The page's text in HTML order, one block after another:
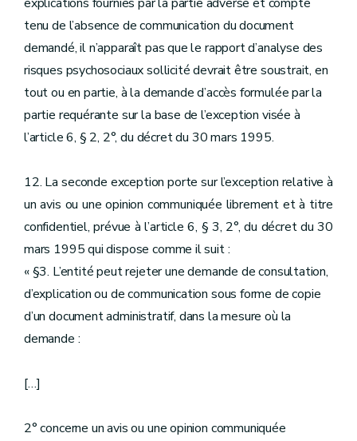
tenu de l’absence de communication du document
demandé, il n’apparaît pas que le rapport d’analyse des
risques psychosociaux sollicité devrait être soustrait, en
tout ou en partie, à la demande d’accès formulée par la
partie requérante sur la base de l’exception visée à
l’article 6, § 2, 2°, du décret du 30 mars 1995.
12. La seconde exception porte sur l’exception relative à
un avis ou une opinion communiquée librement et à titre
confidentiel, prévue à l’article 6, § 3, 2°, du décret du 30
mars 1995 qui dispose comme il suit :
« §3. L’entité peut rejeter une demande de consultation,
d’explication ou de communication sous forme de copie
d’un document administratif, dans la mesure où la
demande :
[…]
2° concerne un avis ou une opinion communiquée